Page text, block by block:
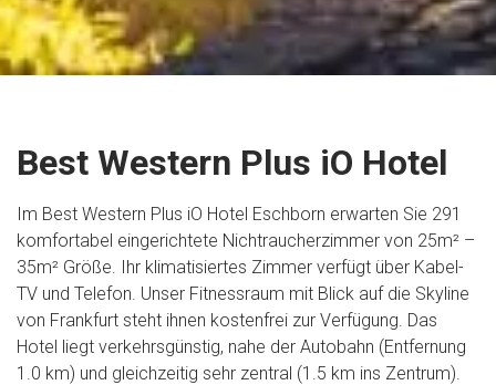
Best Western Plus iO Hotel
Im Best Western Plus iO Hotel Eschborn erwarten Sie 291
komfortabel eingerichtete Nichtraucherzimmer von 25m² –
35m² Größe. Ihr klimatisiertes Zimmer verfügt über Kabel-
TV und Telefon. Unser Fitnessraum mit Blick auf die Skyline
von Frankfurt steht ihnen kostenfrei zur Verfügung. Das
Hotel liegt verkehrsgünstig, nahe der Autobahn (Entfernung
1.0 km) und gleichzeitig sehr zentral (1.5 km ins Zentrum).